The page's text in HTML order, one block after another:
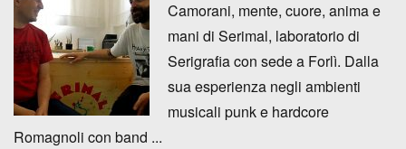
Camorani, mente, cuore, anima e
mani di Serimal, laboratorio di
Serigrafia con sede a Forlì. Dalla
sua esperienza negli ambienti
musicali punk e hardcore
Romagnoli con band ...